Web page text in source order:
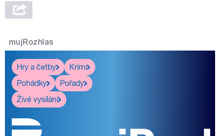
mujRozhlas
Hry a četby
Krimi
Pohádky
Pořady
Živé vysílání